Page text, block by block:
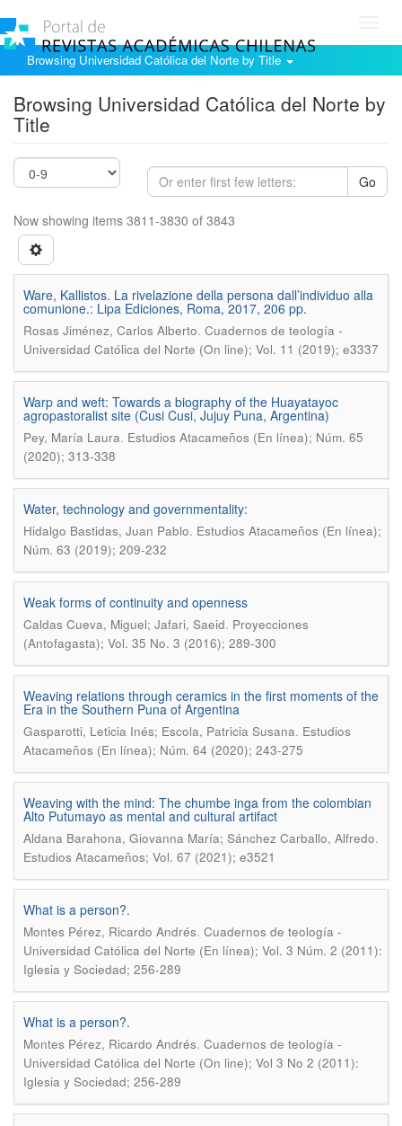
Browsing Universidad Católica del Norte by Title
Browsing Universidad Católica del Norte by
Title
Go
Now showing items 3811-3830 of 3843
Ware, Kallistos. La rivelazione della persona dall’individuo alla
comunione.: Lipa Ediciones, Roma, 2017, 206 pp.
Rosas Jiménez, Carlos Alberto. Cuadernos de teología -
Universidad Católica del Norte (On line); Vol. 11 (2019); e3337
Warp and weft: Towards a biography of the Huayatayoc
agropastoralist site (Cusi Cusi, Jujuy Puna, Argentina)
Pey, María Laura. Estudios Atacameños (En línea); Núm. 65
(2020); 313-338
Water, technology and governmentality:
Hidalgo Bastidas, Juan Pablo. Estudios Atacameños (En línea);
Núm. 63 (2019); 209-232
Weak forms of continuity and openness
Caldas Cueva, Miguel; Jafari, Saeid. Proyecciones
(Antofagasta); Vol. 35 No. 3 (2016); 289-300
Weaving relations through ceramics in the first moments of the
Era in the Southern Puna of Argentina
Gasparotti, Leticia Inés; Escola, Patricia Susana. Estudios
Atacameños (En línea); Núm. 64 (2020); 243-275
Weaving with the mind: The chumbe inga from the colombian
Alto Putumayo as mental and cultural artifact
Aldana Barahona, Giovanna María; Sánchez Carballo, Alfredo.
Estudios Atacameños; Vol. 67 (2021); e3521
What is a person?.
Montes Pérez, Ricardo Andrés. Cuadernos de teología -
Universidad Católica del Norte (En línea); Vol. 3 Núm. 2 (2011):
Iglesia y Sociedad; 256-289
What is a person?.
Montes Pérez, Ricardo Andrés. Cuadernos de teología -
Universidad Católica del Norte (On line); Vol 3 No 2 (2011):
Iglesia y Sociedad; 256-289